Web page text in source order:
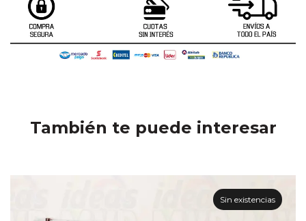
También te puede interesar
Sin existencias